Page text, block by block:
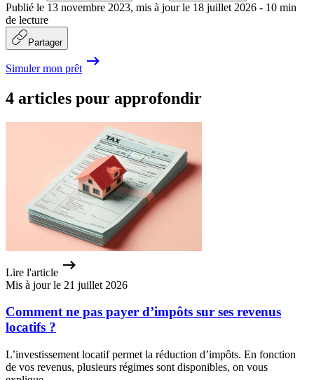
Publié le 13 novembre 2023, mis à jour le 18 juillet 2026 - 10 min
de lecture
Partager
Simuler mon prêt
4 articles pour approfondir
Lire l'article
Mis à jour le 21 juillet 2026
Comment ne pas payer d’impôts sur ses revenus
locatifs ?
L’investissement locatif permet la réduction d’impôts. En fonction
de vos revenus, plusieurs régimes sont disponibles, on vous